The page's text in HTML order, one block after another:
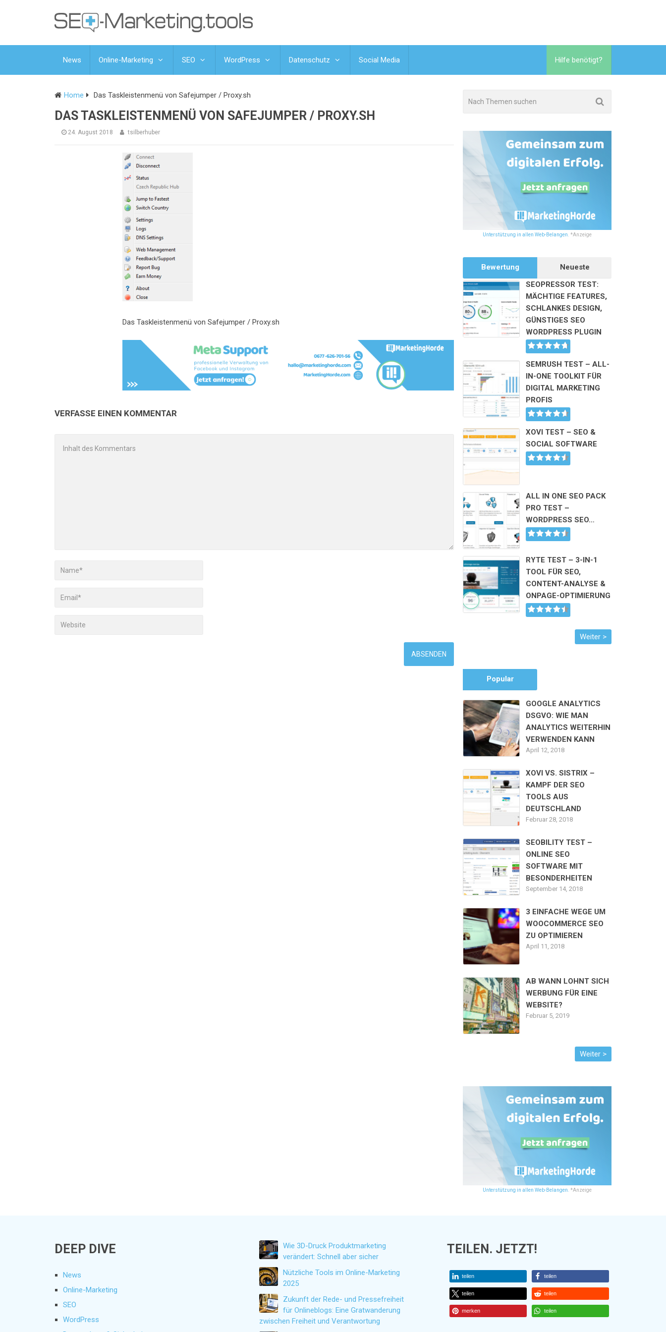
News Online-Marketing SEO WordPress Datenschutz Social Media Hilfe benötigt?
Home Das Taskleistenmenü von Safejumper / Proxy.sh
DAS TASKLEISTENMENÜ VON SAFEJUMPER / PROXY.SH
24. August 2018 tsilberhuber
Das Taskleistenmenü von Safejumper / Proxy.sh
VERFASSE EINEN KOMMENTAR
Alternative:
Unterstützung in allen Web-Belangen. *Anzeige
Bewertung
Neueste
SEOPRESSOR TEST:
MÄCHTIGE FEATURES,
SCHLANKES DESIGN,
GÜNSTIGES SEO
WORDPRESS PLUGIN
SEMRUSH TEST – ALL-
IN-ONE TOOLKIT FÜR
DIGITAL MARKETING
PROFIS
XOVI TEST – SEO &
SOCIAL SOFTWARE
ALL IN ONE SEO PACK
PRO TEST –
WORDPRESS SEO…
RYTE TEST – 3-IN-1
TOOL FÜR SEO,
CONTENT-ANALYSE &
ONPAGE-OPTIMIERUNG
Popular
GOOGLE ANALYTICS
DSGVO: WIE MAN
ANALYTICS WEITERHIN
VERWENDEN KANN
April 12, 2018
XOVI VS. SISTRIX –
KAMPF DER SEO
TOOLS AUS
DEUTSCHLAND
Februar 28, 2018
SEOBILITY TEST –
ONLINE SEO
SOFTWARE MIT
BESONDERHEITEN
September 14, 2018
3 EINFACHE WEGE UM
WOOCOMMERCE SEO
ZU OPTIMIEREN
April 11, 2018
AB WANN LOHNT SICH
WERBUNG FÜR EINE
WEBSITE?
Februar 5, 2019
Unterstützung in allen Web-Belangen. *Anzeige
DEEP DIVE
News
Online-Marketing
SEO
WordPress
Wie 3D-Druck Produktmarketing
verändert: Schnell aber sicher
Nützliche Tools im Online-Marketing
2025
Zukunft der Rede- und Pressefreiheit
für Onlineblogs: Eine Gratwanderung
zwischen Freiheit und Verantwortung
TEILEN. JETZT!
teilen teilen
teilen teilen
merken teilen